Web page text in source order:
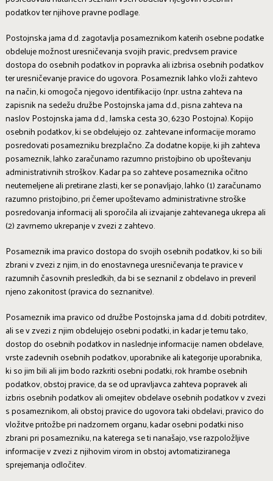
podatkov ter njihove pravne podlage.
Postojnska jama d.d. zagotavlja posameznikom katerih osebne podatke
obdeluje možnost uresničevanja svojih pravic, predvsem pravice
dostopa do osebnih podatkov in popravka ali izbrisa osebnih podatkov
ter uresničevanje pravice do ugovora. Posameznik lahko vloži zahtevo
na način, ki omogoča njegovo identifikacijo (npr. ustna zahteva na
zapisnik na sedežu družbe Postojnska jama d.d., pisna zahteva na
naslov Postojnska jama d.d., Jamska cesta 30, 6230 Postojna). Kopijo
osebnih podatkov, ki se obdelujejo oz. zahtevane informacije moramo
posredovati posamezniku brezplačno. Za dodatne kopije, ki jih zahteva
posameznik, lahko zaračunamo razumno pristojbino ob upoštevanju
administrativnih stroškov. Kadar pa so zahteve posameznika očitno
neutemeljene ali pretirane zlasti, ker se ponavljajo, lahko (1) zaračunamo
razumno pristojbino, pri čemer upoštevamo administrativne stroške
posredovanja informacij ali sporočila ali izvajanje zahtevanega ukrepa ali
(2) zavrnemo ukrepanje v zvezi z zahtevo.
Posameznik ima pravico dostopa do svojih osebnih podatkov, ki so bili
zbrani v zvezi z njim, in do enostavnega uresničevanja te pravice v
razumnih časovnih presledkih, da bi se seznanil z obdelavo in preveril
njeno zakonitost (pravica do seznanitve).
Posameznik ima pravico od družbe Postojnska jama d.d. dobiti potrditev,
ali se v zvezi z njim obdelujejo osebni podatki, in kadar je temu tako,
dostop do osebnih podatkov in naslednje informacije: namen obdelave,
vrste zadevnih osebnih podatkov, uporabnike ali kategorije uporabnika,
ki so jim bili ali jim bodo razkriti osebni podatki, rok hrambe osebnih
podatkov, obstoj pravice, da se od upravljavca zahteva popravek ali
izbris osebnih podatkov ali omejitev obdelave osebnih podatkov v zvezi
s posameznikom, ali obstoj pravice do ugovora taki obdelavi, pravico do
vložitve pritožbe pri nadzornem organu, kadar osebni podatki niso
zbrani pri posamezniku, na katerega se ti nanašajo, vse razpoložljive
informacije v zvezi z njihovim virom in obstoj avtomatiziranega
sprejemanja odločitev.